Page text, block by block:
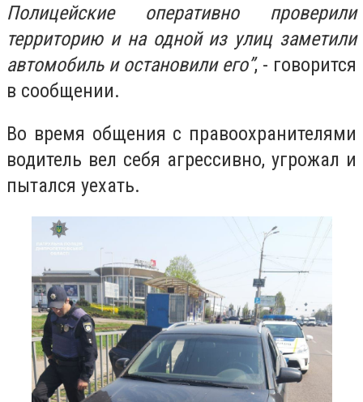
Полицейские оперативно проверили
территорию и на одной из улиц заметили
автомобиль и остановили его”, - говорится
в сообщении.
Во время общения с правоохранителями
водитель вел себя агрессивно, угрожал и
пытался уехать.